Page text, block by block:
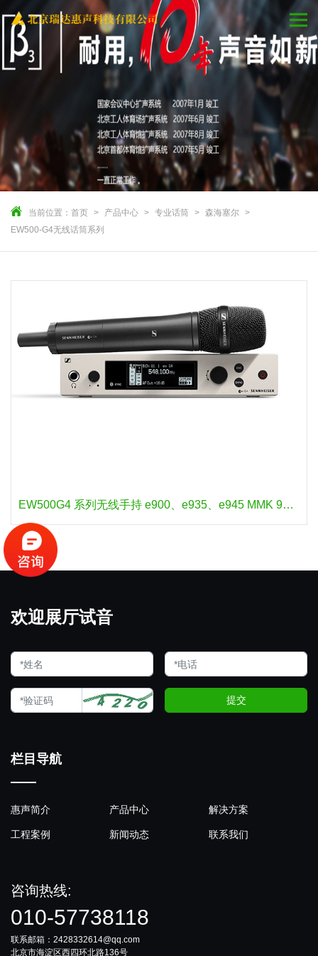
当前位置： 首页 产品中心 专业话筒
森海塞尔
EW500-G4无线话筒系列
EW500G4 系列无线手持 e900、e935、e945 MMK 965-1
欢迎展厅试音
提交
栏目导航
惠声简介 产品中心 解决方案
工程案例 新闻动态 联系我们
咨询热线:
010-57738118
联系邮箱：2428332614@qq.com
北京市海淀区西四环北路136号